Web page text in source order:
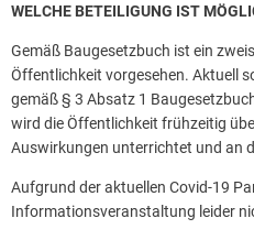
WELCHE BETEILIGUNG IST
Gemäß Baugesetzbuch ist ein
Öffentlichkeit vorgesehen. Aktuell
gemäß § 3 Absatz 1
wird die Öffentlichkeit frühzeitig
Auswirkungen unterrichtet und an
Aufgrund der aktuellen Covid-19
Informationsveranstaltung leider